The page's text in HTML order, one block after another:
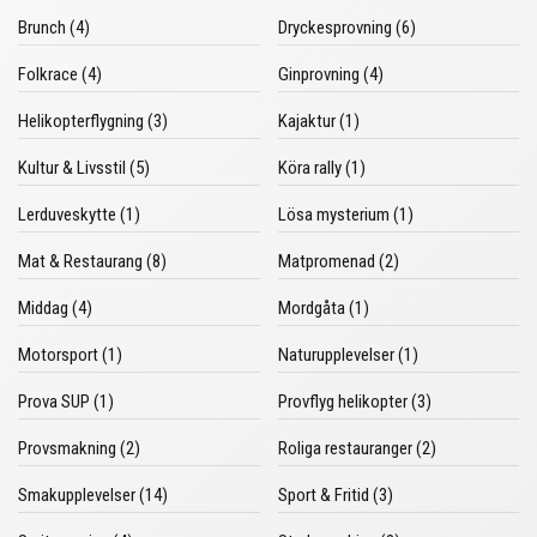
Brunch (4) Dryckesprovning (6)
Folkrace (4) Ginprovning (4)
Helikopterflygning (3) Kajaktur (1)
Kultur & Livsstil (5) Köra rally (1)
Lerduveskytte (1) Lösa mysterium (1)
Mat & Restaurang (8) Matpromenad (2)
Middag (4) Mordgåta (1)
Motorsport (1) Naturupplevelser (1)
Prova SUP (1) Provflyg helikopter (3)
Provsmakning (2) Roliga restauranger (2)
Smakupplevelser (14) Sport & Fritid (3)